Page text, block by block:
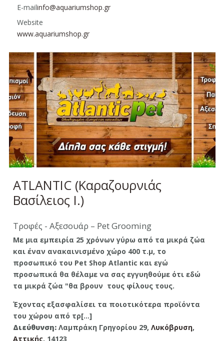
E-mailinfo@aquariumshop.gr
Website
www.aquariumshop.gr
ATLANTIC (Καραζουρνιάς
Βασίλειος Ι.)
Τροφές - Αξεσουάρ – Pet Grooming
Με μια εμπειρία 25 χρόνων γύρω από τα μικρά ζώα
και έναν ανακαινισμένο χώρο 400 τ.μ, το
προσωπικό του Pet Shop Atlantic και εγώ
προσωπικά θα θέλαμε να σας εγγυηθούμε ότι εδώ
τα μικρά ζώα "θα βρουν τους φίλους τους.
Έχοντας εξασφαλίσει τα ποιοτικότερα προϊόντα
του χώρου από τρ[...]
Διεύθυνση:Λαμπράκη Γρηγορίου 29, Λυκόβρυση,
Aττικής, 14123